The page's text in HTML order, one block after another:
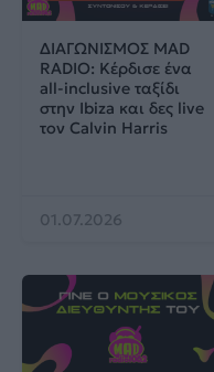
ΔΙΑΓΩΝΙΣΜΟΣ MAD
RADIO: Κέρδισε ένα
all-inclusive ταξίδι
στην Ibiza και δες live
τον Calvin Harris
01.07.2026